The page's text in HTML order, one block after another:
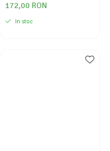
172,00 RON
In stoc